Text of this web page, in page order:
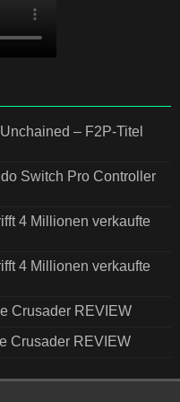
– F2P-Titel
Switch Pro Controller
4 Millionen verkaufte
4 Millionen verkaufte
Crusader REVIEW
Crusader REVIEW